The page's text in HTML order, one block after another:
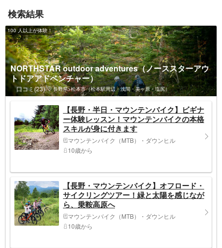
検索結果
100 人以上が体験！
NORTHSTAR outdoor adventures（ノーススターアウ
トドアアドベンチャー）
口コミ(23) 長野県>松本市（松本駅周辺・浅間・美ヶ原・塩尻）
【長野・半日・マウンテンバイク】ビギナ
ー体験レッスン！マウンテンバイクの本格
スキルが身に付きます
マウンテンバイク（MTB）・ダウンヒル
10歳から
【長野・マウンテンバイク】オフロード・
サイクリングツアー！緑と太陽を感じなが
ら、乗鞍高原へ
マウンテンバイク（MTB）・ダウンヒル
10歳から